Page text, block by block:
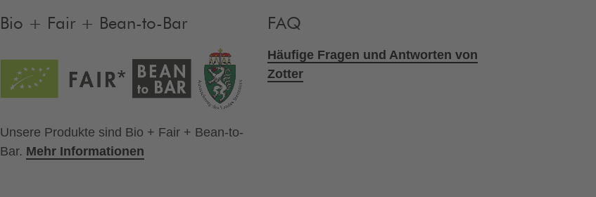
Bio + Fair + Bean-to-Bar
Unsere Produkte sind Bio + Fair + Bean-to-
Bar. Mehr Informationen
FAQ
Häufige Fragen und Antworten von
Zotter